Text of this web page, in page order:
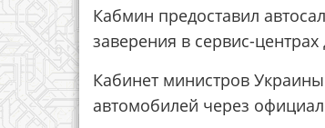
Кабмин предоставил
зaвepeния в cepвиc-
Кабинет министров
автомобилей через